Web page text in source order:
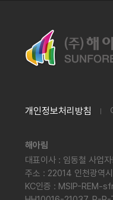
개인정보처리방침
해아림
대표이사 : 임동철 사업
주소 : 22014 인천광역
KC인증 : MSIP-REM-